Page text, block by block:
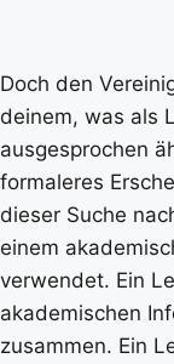
Doch den
deinem, was als
ausgesprochen
formaleres
dieser Suche
einem
verwendet. Ein
akademischen
zusammen. Ein